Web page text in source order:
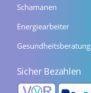
Schamanen
Energiearbeiter
Gesundheitsberatung
Sicher Bezahlen